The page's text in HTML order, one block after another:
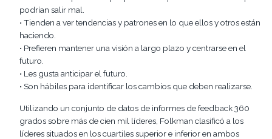
podrían salir mal.
• Tienden a ver tendencias y patrones en lo que ellos y otros están
haciendo.
• Prefieren mantener una visión a largo plazo y centrarse en el
futuro.
• Les gusta anticipar el futuro.
• Son hábiles para identificar los cambios que deben realizarse.
Utilizando un conjunto de datos de informes de feedback 360
grados sobre más de cien mil líderes, Folkman clasificó a los
líderes situados en los cuartiles superior e inferior en ambos